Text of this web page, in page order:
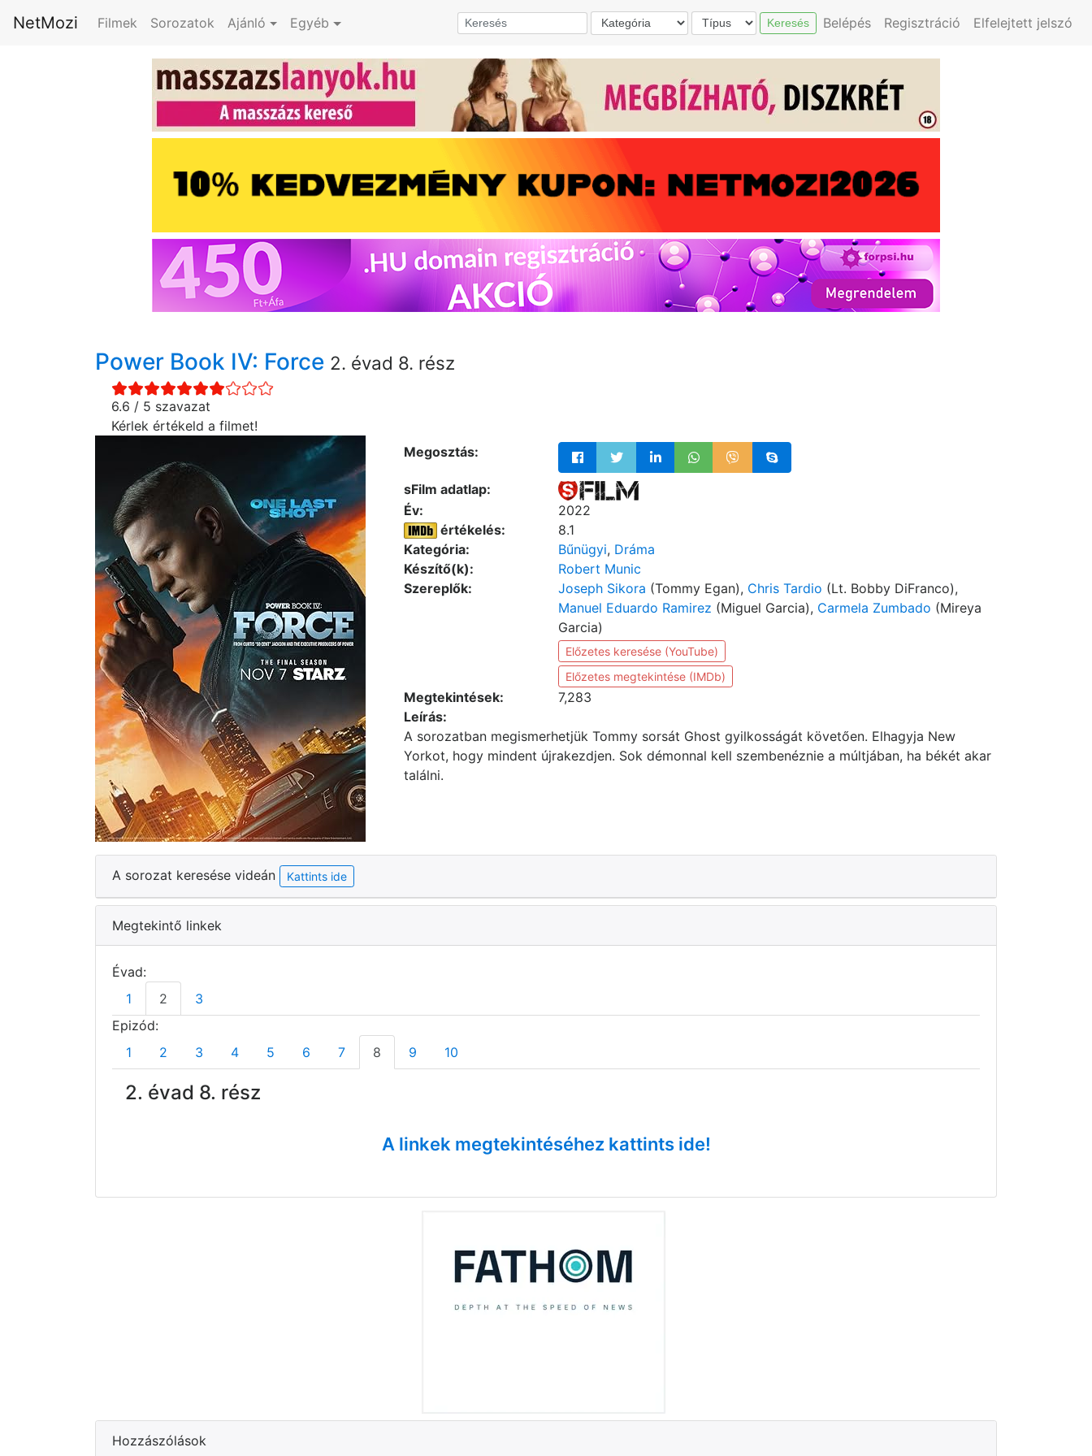
NetMozi Filmek Sorozatok Ajánló Egyéb Keresés Belépés Regisztráció Elfelejtett jelszó
Power Book IV: Force 2. évad 8. rész
6.6 / 5 szavazat
Kérlek értékeld a filmet!
Megosztás:
sFilm adatlap:
Év:
2022
értékelés:
8.1
Kategória:
Bűnügyi, Dráma
Készítő(k):
Robert Munic
Szereplők:
Joseph Sikora (Tommy Egan), Chris Tardio (Lt. Bobby DiFranco),
Manuel Eduardo Ramirez (Miguel Garcia), Carmela Zumbado (Mireya
Garcia)
Előzetes keresése (YouTube)
Előzetes megtekintése (IMDb)
Megtekintések:
7,283
Leírás:
A sorozatban megismerhetjük Tommy sorsát Ghost gyilkosságát követően. Elhagyja New
Yorkot, hogy mindent újrakezdjen. Sok démonnal kell szembenéznie a múltjában, ha békét akar
találni.
A sorozat keresése videán Kattints ide
Megtekintő linkek
Évad:
1
2
3
Epizód:
1
2 3 4 5 6 7 8 9 10
2. évad 8. rész
A linkek megtekintéséhez kattints ide!
Hozzászólások